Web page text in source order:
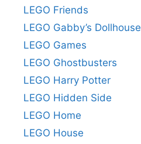
LEGO Friends
LEGO Gabby’s Dollhouse
LEGO Games
LEGO Ghostbusters
LEGO Harry Potter
LEGO Hidden Side
LEGO Home
LEGO House